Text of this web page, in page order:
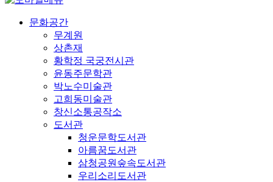
문화공간
무계원
상촌재
황학정 국궁전시관
윤동주문학관
박노수미술관
고희동미술관
창신소통공작소
도서관
청운문학도서관
아름꿈도서관
삼청공원숲속도서관
우리소리도서관